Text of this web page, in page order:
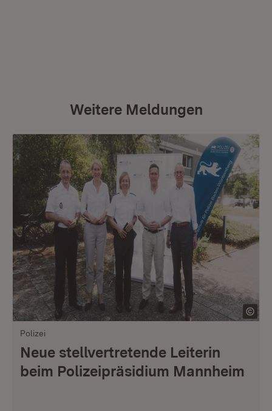
Weitere Meldungen
Polizei
Neue stellvertretende Leiterin
beim Polizeipräsidium Mannheim